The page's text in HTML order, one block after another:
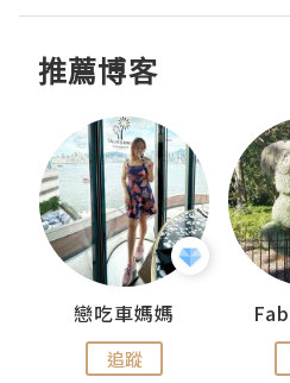
推薦博客
戀吃車媽媽
追蹤